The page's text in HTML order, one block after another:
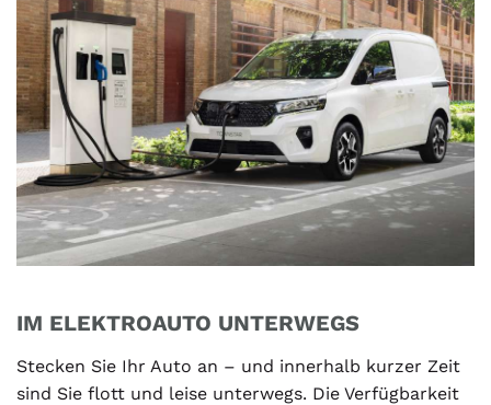
IM ELEKTROAUTO UNTERWEGS
Stecken Sie Ihr Auto an – und innerhalb kurzer Zeit
sind Sie flott und leise unterwegs. Die Verfügbarkeit